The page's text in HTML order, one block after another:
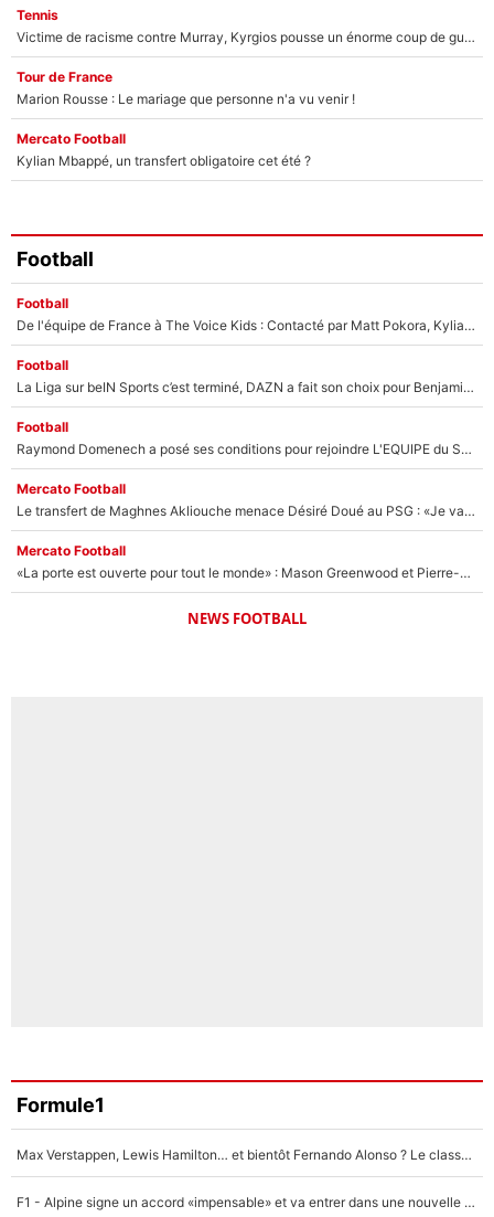
Tennis
Victime de racisme contre Murray, Kyrgios pousse un énorme coup de gueule !
Tour de France
Marion Rousse : Le mariage que personne n'a vu venir !
Mercato Football
Kylian Mbappé, un transfert obligatoire cet été ?
Football
Football
De l'équipe de France à The Voice Kids : Contacté par Matt Pokora, Kylian Mbappé a accepté de jouer un rôle inédit sur TF1 !
Football
La Liga sur beIN Sports c’est terminé, DAZN a fait son choix pour Benjamin Da Silva et Omar Da Fonseca !
Football
Raymond Domenech a posé ses conditions pour rejoindre L'EQUIPE du Soir : Il refuse de faire l'émission avec un autre chroniqueur !
Mercato Football
Le transfert de Maghnes Akliouche menace Désiré Doué au PSG : «Je valide à 200%»
Mercato Football
«La porte est ouverte pour tout le monde» : Mason Greenwood et Pierre-Emerick Aubameyang ont quitté l'OM, Amine Gouiri balance sur la suite du mercato et sur la réaction du vestiaire !
NEWS FOOTBALL
Formule1
Max Verstappen, Lewis Hamilton… et bientôt Fernando Alonso ? Le classement des pilotes les mieux payés en Formule 1 risque de changer !
F1 - Alpine signe un accord «impensable» et va entrer dans une nouvelle dimension : Grande nouvelle pour Pierre Gasly !